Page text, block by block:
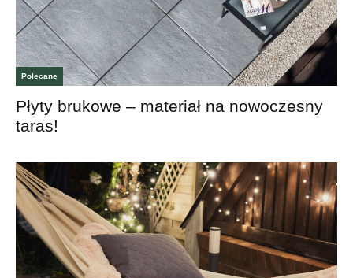
Polecane
Płyty brukowe – materiał na nowoczesny
taras!